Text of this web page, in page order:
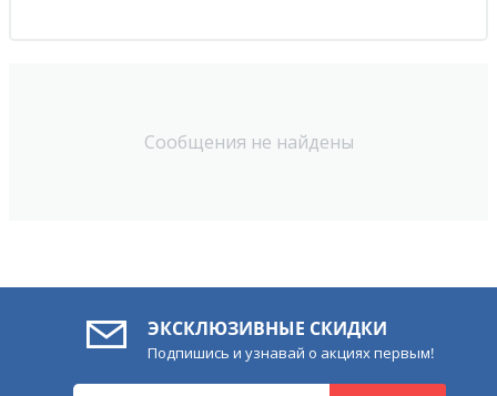
Сообщения не найдены
ЭКСКЛЮЗИВНЫЕ СКИДКИ
Подпишись и узнавай о акциях первым!